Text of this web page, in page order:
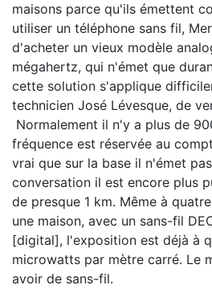
maisons parce qu'ils émettent
utiliser un téléphone sans fil,
d'acheter un vieux modèle
mégahertz, qui n'émet que
cette solution s'applique
technicien José Lévesque, de
Normalement il n'y a plus de
fréquence est réservée au
vrai que sur la base il n'émet
conversation il est encore plus
de presque 1 km. Même à
une maison, avec un sans-fil
[digital], l'exposition est déjà à
microwatts par mètre carré. Le
avoir de sans-fil.